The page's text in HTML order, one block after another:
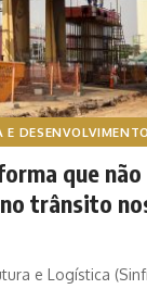
E DESENVOLVIMENTO
que não
trânsito
e Logística